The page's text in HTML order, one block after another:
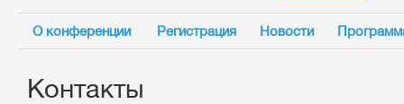
О конференции Регистрация Новости
Контакты